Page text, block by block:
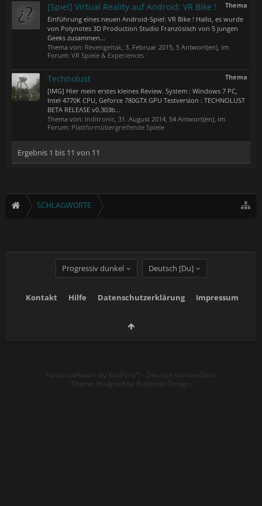
Thema
[Spiel] Virtual Reality auf Android: VR Bike !
Einführung eines neuen Android-Spiel: VR Bike ! Hallo, es wurde
von Polynotes 3D Production Studio Französisch von 5 jungen
Geeks zusammen...
Thema von: RevengeItak, 3. Februar 2015, 5 Antwort(en), im
Forum: VR Spiele & Experiences
Thema
Technolust
[IMG] Hier mein erstes kleines Review. System : Windows 7 PC,
Intel 4770K CPU, Geforce 780GTX GPU Testversion : TECHNOLUST
BETA RELEASE v0.303b...
Thema von: Inditronic, 31. August 2014, 54 Antwort(en), im
Forum: Plattformübergreifende Spiele
Ergebnis 1 bis 11 von 11
SCHLAGWORTE
Progressiv dunkel Deutsch [Du]
Kontakt Hilfe Datenschutzerklärung Impressum
Forum software by XenForo™ - Deutsch von xenDach
Theme designed by Audentio Design.